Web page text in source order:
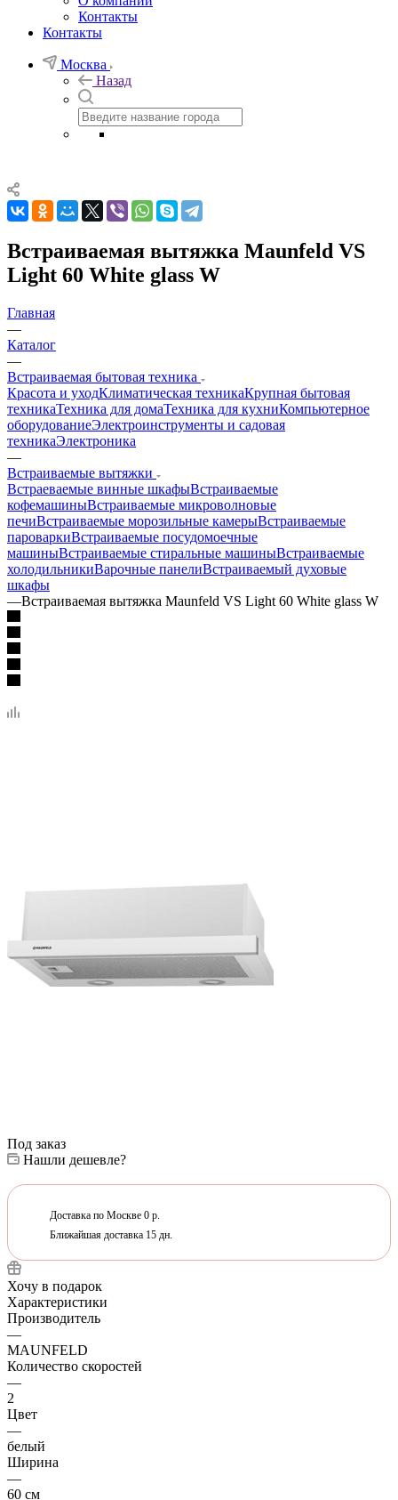
Контакты
Контакты
Москва
Назад
Встраиваемая вытяжка Maunfeld VS
Light 60 White glass W
Главная
—
Каталог
—
Встраиваемая бытовая техника
Красота и уходКлиматическая техникаКрупная бытовая
техникаТехника для домаТехника для кухниКомпьютерное
оборудованиеЭлектроинструменты и садовая
техникаЭлектроника
—
Встраиваемые вытяжки
Встраеваемые винные шкафыВстраиваемые
кофемашиныВстраиваемые микроволновые
печиВстраиваемые морозильные камерыВстраиваемые
пароваркиВстраиваемые посудомоечные
машиныВстраиваемые стиральные машиныВстраиваемые
холодильникиВарочные панелиВстраиваемый духовые
шкафы
—Встраиваемая вытяжка Maunfeld VS Light 60 White glass W
Под заказ
Нашли дешевле?
Доставка по Москве 0 р.
Ближайшая доставка 15 дн.
Хочу в подарок
Характеристики
Производитель
—
MAUNFELD
Количество скоростей
—
2
Цвет
—
белый
Ширина
—
60 см